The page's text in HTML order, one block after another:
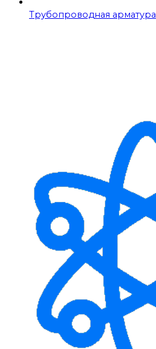
Трубопроводная арматура